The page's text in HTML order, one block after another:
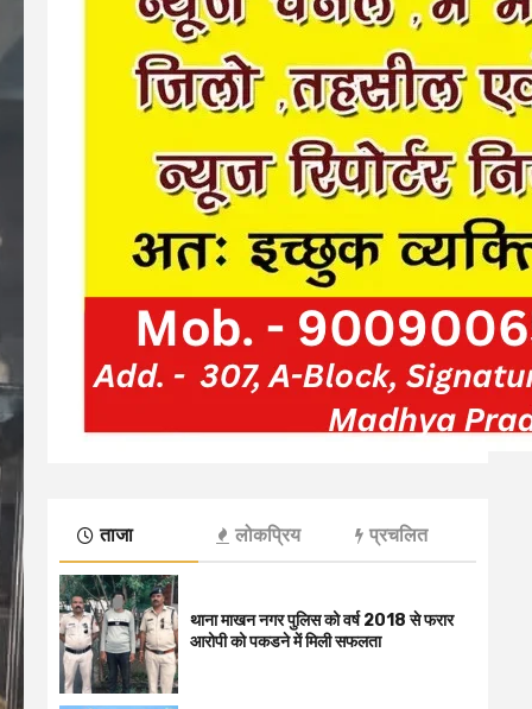
ताजा लोकप्रिय प्रचलित
थाना माखन नगर पुलिस को वर्ष 2018 से फरार
आरोपी को पकडने में मिली सफलता